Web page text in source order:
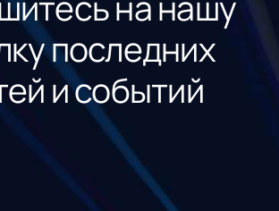
последних
и событий